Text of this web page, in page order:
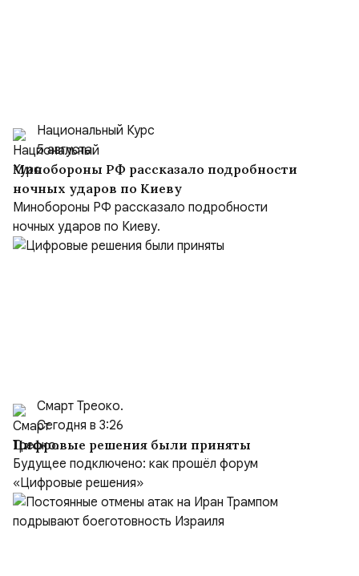
Национальный Курс
5 августа
Минобороны РФ рассказало подробности
ночных ударов по Киеву
Минобороны РФ рассказало подробности
ночных ударов по Киеву.
Смарт Треоко.
Сегодня в 3:26
Цифровые решения были приняты
Будущее подключено: как прошёл форум
«Цифровые решения»